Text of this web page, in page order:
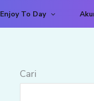
Enjoy To Day
Cari